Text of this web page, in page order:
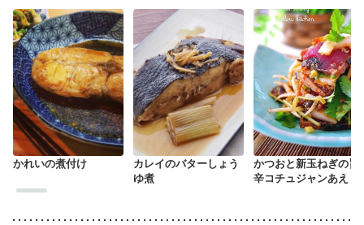
かれいの煮付け
カレイのバターしょう
ゆ煮
かつおと新玉ねぎの旨
辛コチュジャンあえ